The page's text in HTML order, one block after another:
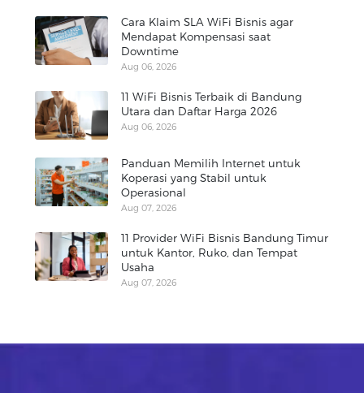
Cara Klaim SLA WiFi Bisnis agar
Mendapat Kompensasi saat
Downtime
Aug 06, 2026
11 WiFi Bisnis Terbaik di Bandung
Utara dan Daftar Harga 2026
Aug 06, 2026
Panduan Memilih Internet untuk
Koperasi yang Stabil untuk
Operasional
Aug 07, 2026
11 Provider WiFi Bisnis Bandung Timur
untuk Kantor, Ruko, dan Tempat
Usaha
Aug 07, 2026